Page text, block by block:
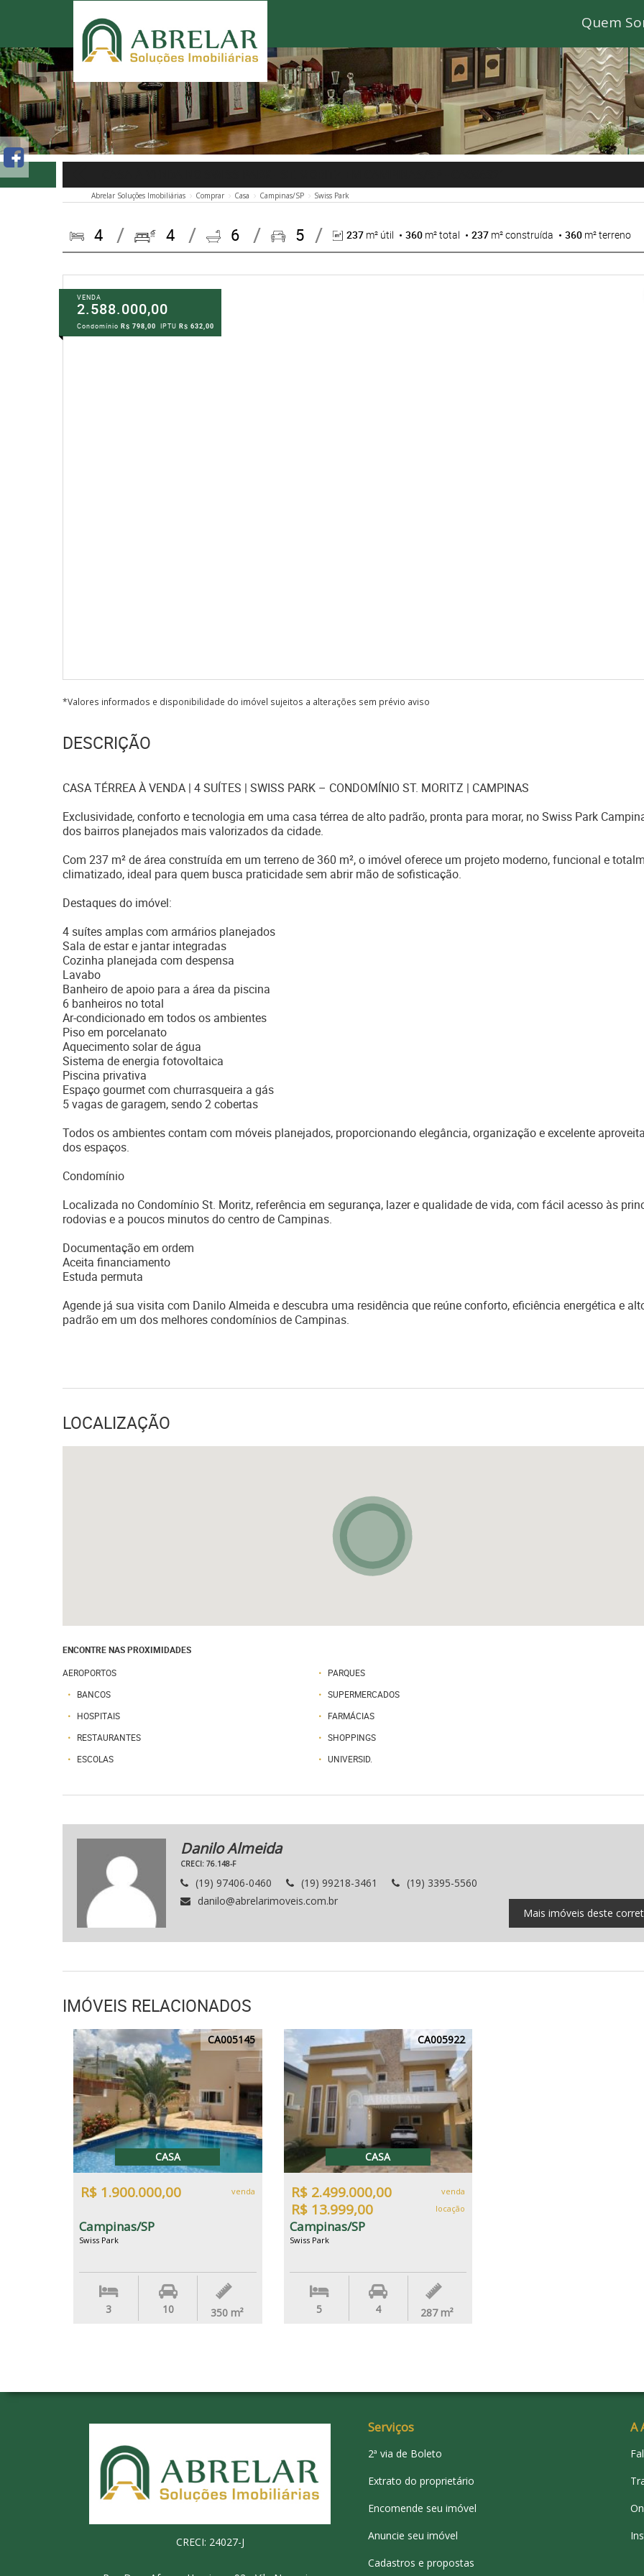
Quem
Abrelar Soluções Imobiliárias Comprar Casa Campinas/SP Swiss Park
4 4 6 5 237 m² útil 360 m² total 237 m² construída 360 m² terreno
VENDA
2.588.000,00
Condomínio R$ 798,00 IPTU R$ 632,00
*Valores informados e disponibilidade do imóvel sujeitos a alterações sem prévio aviso
DESCRIÇÃO
CASA TÉRREA À VENDA | 4 SUÍTES | SWISS PARK – CONDOMÍNIO ST. MORITZ | CAMPINAS
Exclusividade, conforto e tecnologia em uma casa térrea de alto padrão, pronta para morar, no Swiss Park
dos bairros planejados mais valorizados da cidade.
Com 237 m² de área construída em um terreno de 360 m², o imóvel oferece um projeto moderno, funcional e
climatizado, ideal para quem busca praticidade sem abrir mão de sofisticação.
Destaques do imóvel:
4 suítes amplas com armários planejados
Sala de estar e jantar integradas
Cozinha planejada com despensa
Lavabo
Banheiro de apoio para a área da piscina
6 banheiros no total
Ar-condicionado em todos os ambientes
Piso em porcelanato
Aquecimento solar de água
Sistema de energia fotovoltaica
Piscina privativa
Espaço gourmet com churrasqueira a gás
5 vagas de garagem, sendo 2 cobertas
Todos os ambientes contam com móveis planejados, proporcionando elegância, organização e excelente
dos espaços.
Condomínio
Localizada no Condomínio St. Moritz, referência em segurança, lazer e qualidade de vida, com fácil acesso às
rodovias e a poucos minutos do centro de Campinas.
Documentação em ordem
Aceita financiamento
Estuda permuta
Agende já sua visita com Danilo Almeida e descubra uma residência que reúne conforto, eficiência energética e
padrão em um dos melhores condomínios de Campinas.
LOCALIZAÇÃO
ENCONTRE NAS PROXIMIDADES
AEROPORTOS
PARQUES
BANCOS
SUPERMERCADOS
HOSPITAIS
FARMÁCIAS
RESTAURANTES
SHOPPINGS
ESCOLAS
UNIVERSID.
Danilo Almeida
CRECI: 76.148-F
(19) 97406-0460 (19) 99218-3461
(19) 3395-5560
danilo@abrelarimoveis.com.br
Mais imóveis deste
IMÓVEIS RELACIONADOS
CA005145
CASA
R$ 1.900.000,00 venda
Campinas/SP
Swiss Park
3 10 350 m²
CA005922
CASA
R$ 2.499.000,00 venda
R$ 13.999,00 locação
Campinas/SP
Swiss Park
5 4 287 m²
CRECI: 24027-J
Serviços
2ª via de Boleto
Extrato do proprietário
Encomende seu imóvel
Anuncie seu imóvel
Cadastros e propostas
A